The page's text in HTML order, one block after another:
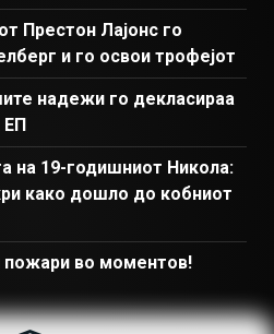
Престон Лајонс го
и го освои трофејот
надежи го декласираа
на 19-годишниот Никола:
како дошло до кобниот
пожари во моментов!